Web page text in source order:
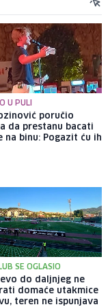
U PULI
poručio
da prestanu bacati
na binu: Pogazit ću ih
SE OGLASIO
do daljnjeg ne
domaće utakmice
teren ne ispunjava